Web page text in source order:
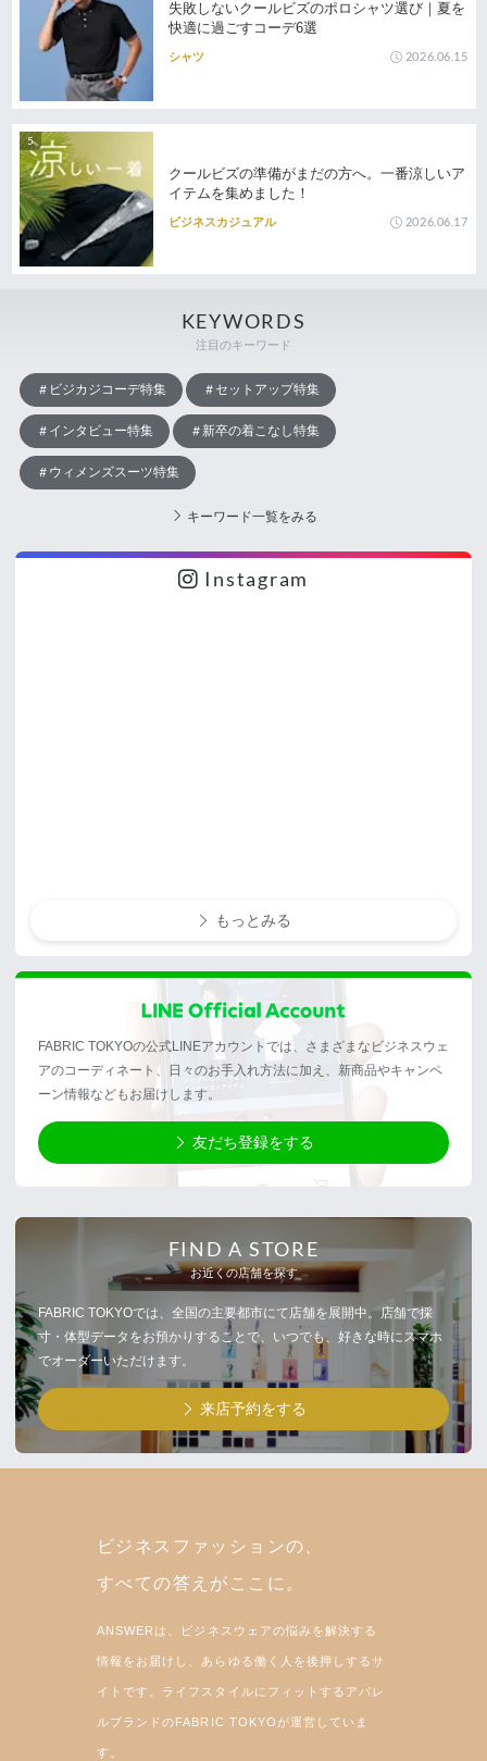
失敗しないクールビズのポロシャツ選び｜夏を
快適に過ごすコーデ6選
シャツ 2026.06.15
クールビズの準備がまだの方へ。一番涼しいア
イテムを集めました！
ビジネスカジュアル 2026.06.17
KEYWORDS
注目のキーワード
ビジカジコーデ特集 セットアップ特集
インタビュー特集 新卒の着こなし特集
ウィメンズスーツ特集
キーワード一覧をみる
Instagram
もっとみる
FABRIC TOKYOの公式LINEアカウントでは、さまざまなビジネスウェ
アのコーディネート、日々のお手入れ方法に加え、新商品やキャンペ
ーン情報などもお届けします。
友だち登録をする
FIND A STORE
お近くの店舗を探す
FABRIC TOKYOでは、全国の主要都市にて店舗を展開中。店舗で採
寸・体型データをお預かりすることで、いつでも、好きな時にスマホ
でオーダーいただけます。
来店予約をする
ビジネスファッションの、
すべての答えがここに。
ANSWERは、ビジネスウェアの悩みを解決する
情報をお届けし、あらゆる働く人を後押しするサ
イトです。ライフスタイルにフィットするアパレ
ルブランドのFABRIC TOKYOが運営していま
す。